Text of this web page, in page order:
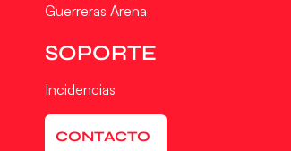
Guerreras Arena
SOPORTE
Incidencias
CONTACTO